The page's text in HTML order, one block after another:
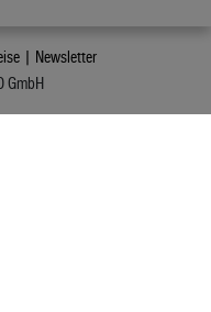
| Newsletter
GmbH